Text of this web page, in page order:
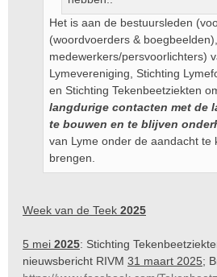
Het is aan de bestuursleden
(woordvoerders &
medewerkers/persvoorlichters)
Lymevereniging, Stichting
en Stichting Tekenbeetziekten
langdurige contacten met de
te bouwen en te blijven
van Lyme onder de aandacht te
brengen.
Week van de Teek 2025
5 mei 2025: Stichting
nieuwsbericht RIVM 31 maart 2025;